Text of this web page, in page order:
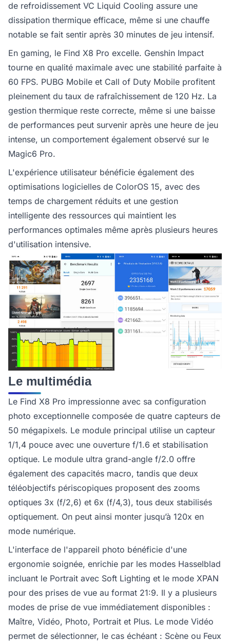
de refroidissement VC Liquid Cooling assure une
dissipation thermique efficace, même si une chauffe
notable se fait sentir après 30 minutes de jeu intensif.
En gaming, le Find X8 Pro excelle. Genshin Impact
tourne en qualité maximale avec une stabilité parfaite à
60 FPS. PUBG Mobile et Call of Duty Mobile profitent
pleinement du taux de rafraîchissement de 120 Hz. La
gestion thermique reste correcte, même si une baisse
de performances peut survenir après une heure de jeu
intense, un comportement également observé sur le
Magic6 Pro.
L'expérience utilisateur bénéficie également des
optimisations logicielles de ColorOS 15, avec des
temps de chargement réduits et une gestion
intelligente des ressources qui maintient les
performances optimales même après plusieurs heures
d'utilisation intensive.
Le multimédia
Le Find X8 Pro impressionne avec sa configuration
photo exceptionnelle composée de quatre capteurs de
50 mégapixels. Le module principal utilise un capteur
1/1,4 pouce avec une ouverture f/1.6 et stabilisation
optique. Le module ultra grand-angle f/2.0 offre
également des capacités macro, tandis que deux
téléobjectifs périscopiques proposent des zooms
optiques 3x (f/2,6) et 6x (f/4,3), tous deux stabilisés
optiquement. On peut ainsi monter jusqu’à 120x en
mode numérique.
L'interface de l'appareil photo bénéficie d'une
ergonomie soignée, enrichie par les modes Hasselblad
incluant le Portrait avec Soft Lighting et le mode XPAN
pour des prises de vue au format 21:9. Il y a plusieurs
modes de prise de vue immédiatement disponibles :
Maître, Vidéo, Photo, Portrait et Plus. Le mode Vidéo
permet de sélectionner, le cas échéant : Scène ou Feux